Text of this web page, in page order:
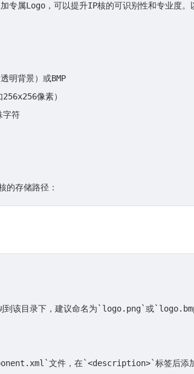
专属Logo，可以提升IP核的可识别性和专业度。
字符
到该目录下，建议命名为
`logo.png`或
文件，在`<description>`标签后添